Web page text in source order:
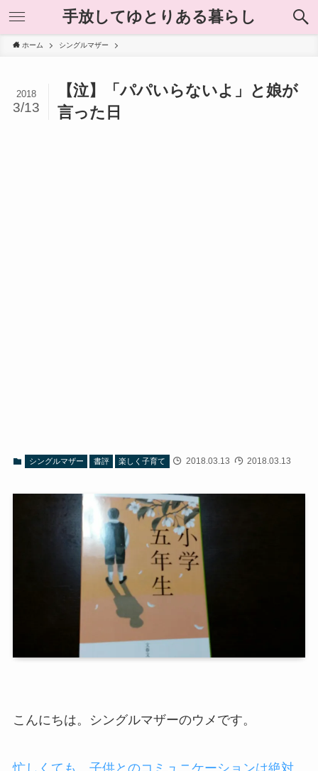
手放してゆとりある暮らし
ホーム シングルマザー
【泣】「パパいらないよ」と娘が
言った日
2018
3/13
シングルマザー 書評 楽しく子育て 2018.03.13 2018.03.13
こんにちは。シングルマザーのウメです。
忙しくても、子供とのコミュニケーションは絶対